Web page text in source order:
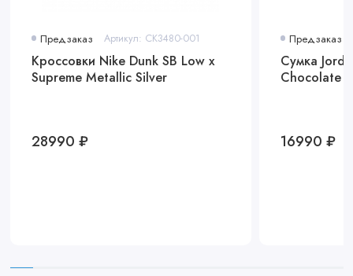
Предзаказ Артикул: CK3480-001
Кроссовки Nike Dunk SB Low x
Supreme Metallic Silver
28990 ₽
Предзаказ
Сумка
Chocolate
16990 ₽